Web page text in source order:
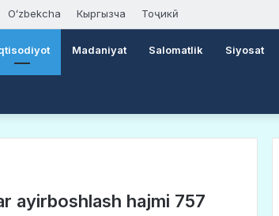
Oʻzbekcha Кыргызча Тоҷикӣ
Madaniyat Salomatlik Siyosat
ayirboshlash hajmi 757